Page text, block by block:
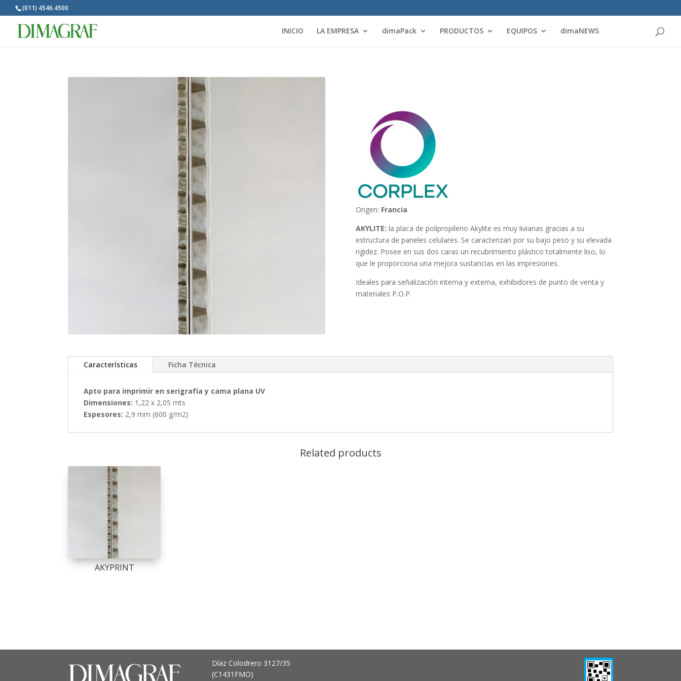
(011) 4546.4500
INICIO LA EMPRESA dimaPack PRODUCTOS EQUIPOS dimaNEWS
Products
Origen: Francia
AKYLITE: la placa de polipropileno Akylite es muy livianas gracias a su
estructura de paneles celulares. Se caracterizan por su bajo peso y su elevada
rigidez. Posee en sus dos caras un recubrimiento plástico totalmente liso, lo
que le proporciona una mejora sustancias en las impresiones.
Ideales para señalización interna y externa, exhibidores de punto de venta y
materiales P.O.P.
Características Ficha Técnica
Apto para imprimir en serigrafía y cama plana UV
Dimensiones: 1,22 x 2,05 mts
Espesores: 2,9 mm (600 g/m2)
Related products
AKYPRINT
Díaz Colodrero 3127/35
(C1431FMO)